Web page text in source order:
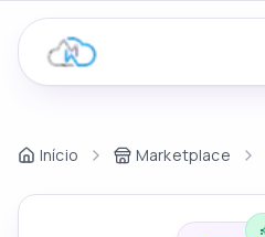
Início Marketplace